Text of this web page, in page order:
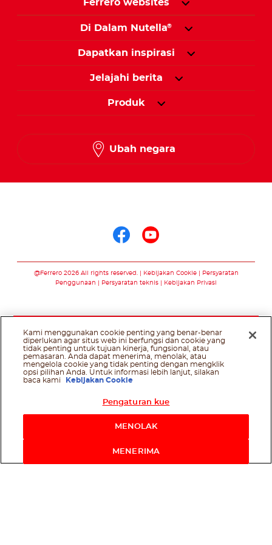
Ferrero websites
Di Dalam Nutella®
Dapatkan inspirasi
Jelajahi berita
Produk
Ubah negara
@Ferrero 2026 All rights reserved. Kebijakan Cookie
Persyaratan
Penggunaan
Persyaratan teknis Kebijakan Privasi
Kami menggunakan cookie penting yang benar-benar
diperlukan agar situs web ini berfungsi dan cookie yang
tidak penting untuk tujuan kinerja, fungsional, atau
pemasaran. Anda dapat menerima, menolak, atau
mengelola cookie yang tidak penting dengan mengklik
opsi pilihan Anda. Untuk informasi lebih lanjut, silakan
baca kami
Kebijakan Cookie
Pengaturan kue
MENOLAK
MENERIMA